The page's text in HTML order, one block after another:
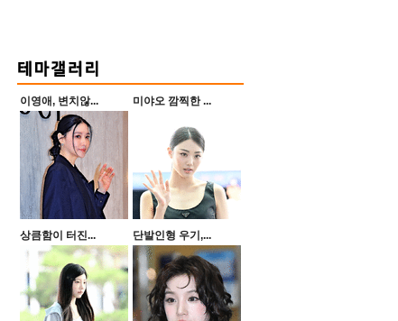
이영애, 변치않... 미야오 깜찍한 ...
상큼함이 터진... 단발인형 우기,...